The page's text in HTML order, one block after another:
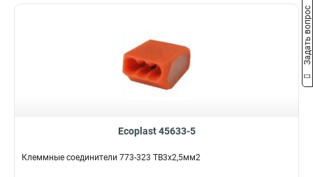
Ecoplast 45633-5
Клеммные соединители 773-323 ТВ3х2,5мм2
Задать вопрос